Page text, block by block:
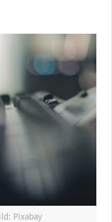
Pixabay